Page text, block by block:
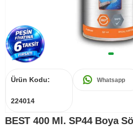
Ürün Kodu:
224014
Whatsapp
BEST 400 Ml. SP44 Boya